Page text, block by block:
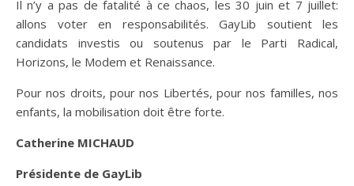
Il n’y a pas de fatalité à ce chaos, les 30 juin et 7 juillet:
allons voter en responsabilités. GayLib soutient les
candidats investis ou soutenus par le Parti Radical,
Horizons, le Modem et Renaissance.
Pour nos droits, pour nos Libertés, pour nos familles, nos
enfants, la mobilisation doit être forte.
Catherine MICHAUD
Présidente de GayLib